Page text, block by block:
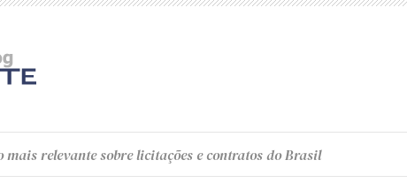
mais relevante sobre licitações e contratos do Brasil